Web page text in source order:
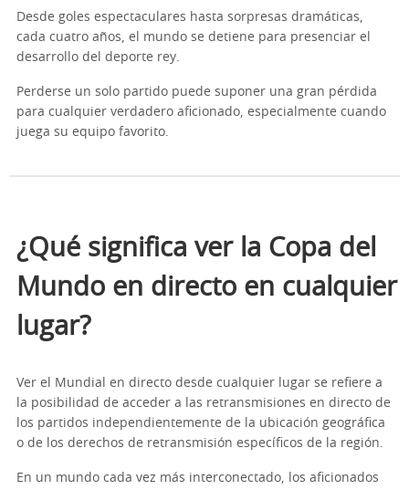
Desde goles espectaculares hasta sorpresas dramáticas,
cada cuatro años, el mundo se detiene para presenciar el
desarrollo del deporte rey.
Perderse un solo partido puede suponer una gran pérdida
para cualquier verdadero aficionado, especialmente cuando
juega su equipo favorito.
¿Qué significa ver la Copa del
Mundo en directo en cualquier
lugar?
Ver el Mundial en directo desde cualquier lugar se refiere a
la posibilidad de acceder a las retransmisiones en directo de
los partidos independientemente de la ubicación geográfica
o de los derechos de retransmisión específicos de la región.
En un mundo cada vez más interconectado, los aficionados